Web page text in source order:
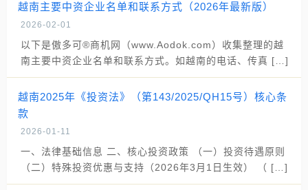
越南主要中资企业名单和联系方式（2026年最新版）
2026-02-01
以下是傲多可®商机网（www.Aodok.com）收集整理的越
南主要中资企业名单和联系方式。如越南的电话、传真 […]
越南2025年《投资法》（第143/2025/QH15号）核心条
款
2026-01-11
一、法律基础信息 二、核心投资政策 （一）投资待遇原则
（二）特殊投资优惠与支持（2026年3月1日生效） （ […]